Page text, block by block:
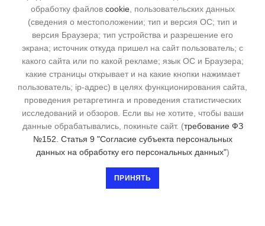
Сервисный центр "Сварка-Сервис" 2016. Все права
защищены!
(8452) 46-01-04
обработку файлов cookie, пользовательских данных
(сведения о местоположении; тип и версия ОС; тип и
версия Браузера; тип устройства и разрешение его
экрана; источник откуда пришел на сайт пользователь; с
какого сайта или по какой рекламе; язык ОС и Браузера;
какие страницы открывает и на какие кнопки нажимает
пользователь; ip-адрес) в целях функционирования сайта,
проведения ретаргетинга и проведения статистических
исследований и обзоров. Если вы не хотите, чтобы ваши
данные обрабатывались, покиньте сайт. (требование ФЗ
№152. Статья 9 "Согласие субъекта персональных
данных на обработку его персональных данных")
ПРИНЯТЬ